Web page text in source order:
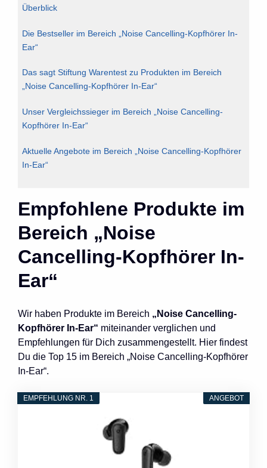
Überblick
Die Bestseller im Bereich „Noise Cancelling-Kopfhörer In-
Ear“
Das sagt Stiftung Warentest zu Produkten im Bereich
„Noise Cancelling-Kopfhörer In-Ear“
Unser Vergleichssieger im Bereich „Noise Cancelling-
Kopfhörer In-Ear“
Aktuelle Angebote im Bereich „Noise Cancelling-Kopfhörer
In-Ear“
Empfohlene Produkte im
Bereich „Noise
Cancelling-Kopfhörer In-
Ear“
Wir haben Produkte im Bereich „Noise Cancelling-
Kopfhörer In-Ear“ miteinander verglichen und
Empfehlungen für Dich zusammengestellt. Hier findest
Du die Top 15 im Bereich „Noise Cancelling-Kopfhörer
In-Ear“.
ANGEBOT
EMPFEHLUNG NR. 1